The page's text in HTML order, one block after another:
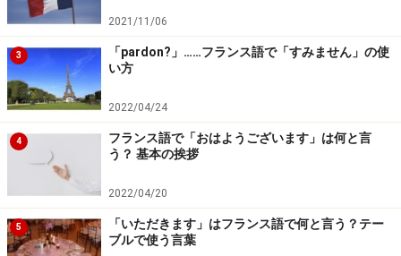
など、ちょっとした心がけで防げる場合もありま
す。チェックしてみてください。
物を失くしたときに使えるフランス語
どういう訳か、自分で置き忘れたり、失くしてしまうの
が旅の途中です。
・～をなくしました
2021/11/06
3
「pardon?」……フランス語で「すみません」の使
い方
2022/04/24
4
フランス語で「おはようございます」は何と言
う？ 基本の挨拶
2022/04/20
5
「いただきます」はフランス語で何と言う？テー
ブルで使う言葉